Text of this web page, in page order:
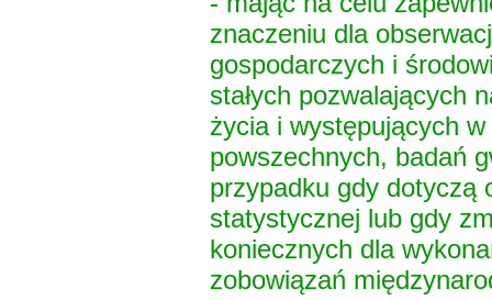
znaczeniu dla
gospodarczych i
stałych pozwalających
życia i występujących
powszechnych, badań
przypadku gdy dotyczą
statystycznej lub gdy
koniecznych dla
zobowiązań